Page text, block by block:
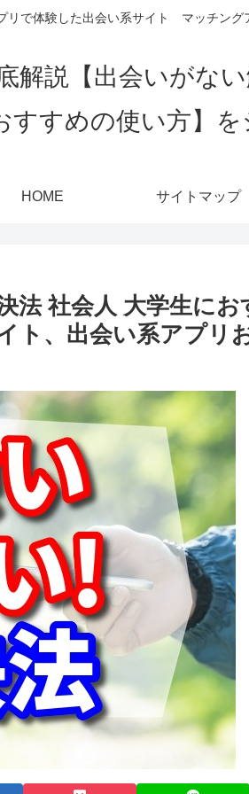
リで体験した出会い系サイト マッチン
解説【出会いが
すすめの使い方
HOME サイトマップ
法 社会人 大学生にお
ト、出会い系アプリ